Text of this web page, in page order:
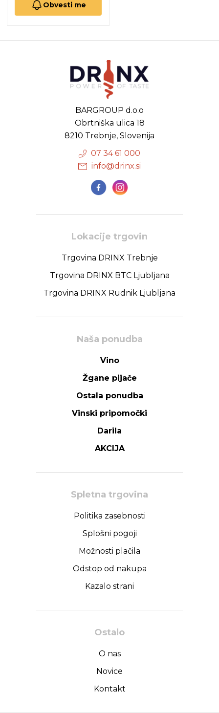
Obvesti me
BARGROUP d.o.o
Obrtniška ulica 18
8210 Trebnje, Slovenija
07 34 61 000
info@drinx.si
Lokacije trgovin
Trgovina DRINX Trebnje
Trgovina DRINX BTC Ljubljana
Trgovina DRINX Rudnik Ljubljana
Naša ponudba
Vino
Žgane pijače
Ostala ponudba
Vinski pripomočki
Darila
AKCIJA
Spletna trgovina
Politika zasebnosti
Splošni pogoji
Možnosti plačila
Odstop od nakupa
Kazalo strani
Ostalo
O nas
Novice
Kontakt